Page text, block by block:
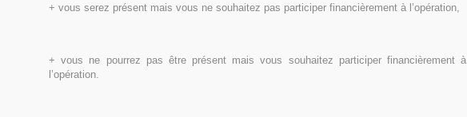
+ vous serez présent mais vous ne souhaitez pas participer financièrement à l’opération,
+ vous ne pourrez pas être présent mais vous souhaitez participer financièrement à
l’opération.